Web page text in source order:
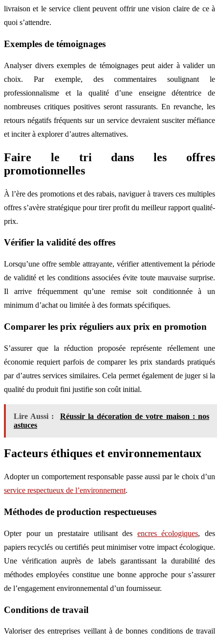
livraison et le service client peuvent offrir une vision claire de ce à
quoi s’attendre.
Exemples de témoignages
Analyser divers exemples de témoignages peut aider à valider un
choix. Par exemple, des commentaires soulignant le
professionnalisme et la qualité d’une enseigne détentrice de
nombreuses critiques positives seront rassurants. En revanche, les
retours négatifs fréquents sur un service devraient susciter méfiance
et inciter à explorer d’autres alternatives.
Faire le tri dans les offres
promotionnelles
À l’ère des promotions et des rabais, naviguer à travers ces multiples
offres s’avère stratégique pour tirer profit du meilleur rapport qualité-
prix.
Vérifier la validité des offres
Lorsqu’une offre semble attrayante, vérifier attentivement la période
de validité et les conditions associées évite toute mauvaise surprise.
Il arrive fréquemment qu’une remise soit conditionnée à un
minimum d’achat ou limitée à des formats spécifiques.
Comparer les prix réguliers aux prix en promotion
S’assurer que la réduction proposée représente réellement une
économie requiert parfois de comparer les prix standards pratiqués
par d’autres services similaires. Cela permet également de juger si la
qualité du produit fini justifie son coût initial.
Lire Aussi :
Réussir la décoration de votre maison : nos
astuces
Facteurs éthiques et environnementaux
Adopter un comportement responsable passe aussi par le choix d’un
service respectueux de l’environnement.
Méthodes de production respectueuses
Opter pour un prestataire utilisant des encres écologiques, des
papiers recyclés ou certifiés peut minimiser votre impact écologique.
Une vérification auprès de labels garantissant la durabilité des
méthodes employées constitue une bonne approche pour s’assurer
de l’engagement environnemental d’un fournisseur.
Conditions de travail
Valoriser des entreprises veillant à de bonnes conditions de travail